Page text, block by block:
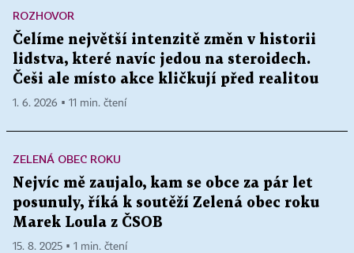
ROZHOVOR
Čelíme největší intenzitě změn v historii
lidstva, které navíc jedou na steroidech.
Češi ale místo akce kličkují před realitou
1. 6. 2026 ▪ 11 min. čtení
ZELENÁ OBEC ROKU
Nejvíc mě zaujalo, kam se obce za pár let
posunuly, říká k soutěží Zelená obec roku
Marek Loula z ČSOB
15. 8. 2025 ▪ 1 min. čtení